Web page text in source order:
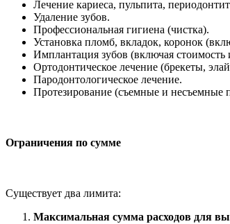
Лечение кариеса, пульпита,
Удаление зубов.
Профессиональная гигиена (чистка).
Установка пломб, вкладок, коронок
Имплантация зубов (включая стоимость
Ортодонтическое лечение (брекеты,
Пародонтологическое лечение.
Протезирование (съемные и несъемные
Ограничения по сумме
Существует два лимита:
Максимальная сумма расходов для